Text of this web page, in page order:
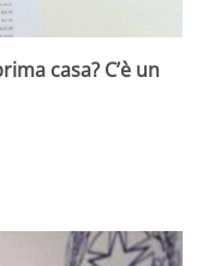
casa? C’è un